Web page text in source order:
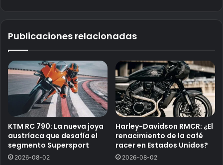
Publicaciones relacionadas
KTM RC 790: La nueva joya
austríaca que desafía el
segmento Supersport
2026-08-02
Harley-Davidson RMCR: ¿El
renacimiento de la café
racer en Estados Unidos?
2026-08-02